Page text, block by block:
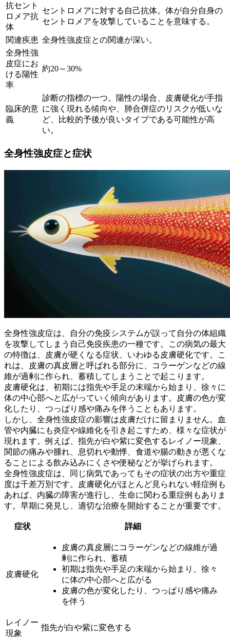
抗セント
ロメア抗
体
セントロメアに対する自己抗体。体が自分自身の
セントロメアを攻撃していることを意味する。
関連疾患 全身性強皮症との関連が深い。
全身性強
皮症にお
ける陽性
率
約20～30%
臨床的意
義
診断の指標の一つ。陽性の場合、皮膚硬化が手指
に強く現れる傾向や、肺合併症のリスクが低いな
ど、比較的予後が良いタイプである可能性が高
い。
全身性強皮症と症状
全身性強皮症は、自分の免疫システムが誤って自分の体組織
を攻撃してしまう自己免疫疾患の一種です。この病気の最大
の特徴は、皮膚が硬くなる症状、いわゆる皮膚硬化です。こ
れは、皮膚の真皮層と呼ばれる部分に、コラーゲンなどの線
維が過剰に作られ、蓄積してしまうことで起こります。
皮膚硬化は、 初期には指先や手足の末端から始まり、徐々に
体の中心部へと広がっていく傾向があります。皮膚の色が変
化したり、つっぱり感や痛みを伴うこともあります。
しかし、全身性強皮症の影響は皮膚だけに留まりません。
血
管や内臓にも炎症や線維化を引き起こすため、様々な症状が
現れます。例えば、指先が白や紫に変色するレイノー現象、
関節の痛みや腫れ、息切れや動悸、食道や腸の動きが悪くな
ることによる飲み込みにくさや便秘などが挙げられます。
全身性強皮症は、同じ病気であってもその症状の出方や重症
度は千差万別です。皮膚硬化がほとんど見られない軽症例も
あれば、内臓の障害が進行し、生命に関わる重症例もありま
す。早期に発見し、適切な治療を開始することが重要です。
症状 詳細
皮膚硬化
皮膚の真皮層にコラーゲンなどの線維が過
剰に作られ、蓄積
初期は指先や手足の末端から始まり、徐々
に体の中心部へと広がる
皮膚の色が変化したり、つっぱり感や痛み
を伴う
レイノー
現象
指先が白や紫に変色する